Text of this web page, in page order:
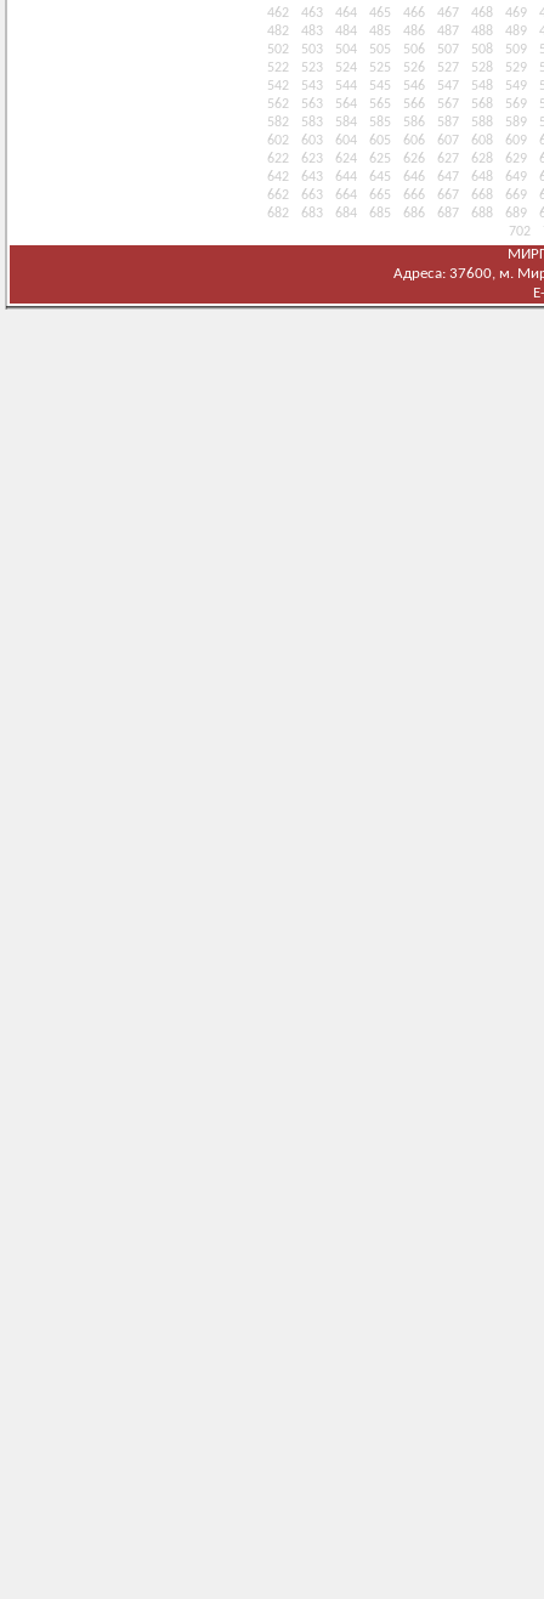
462
463 464 465 466 467 468 469
482
483 484 485 486 487 488 489
502
503 504 505 506 507 508 509
522
523 524 525 526 527 528 529
542
543 544 545 546 547 548 549
562
563 564 565 566 567 568 569
582
583 584 585 586 587 588 589
602
603 604 605 606 607 608 609
622
623 624 625 626 627 628 629
642
643 644 645 646 647 648 649
662
663 664 665 666 667 668 669
682
683 684 685 686 687 688 689
702
Адреса: 37600, м.